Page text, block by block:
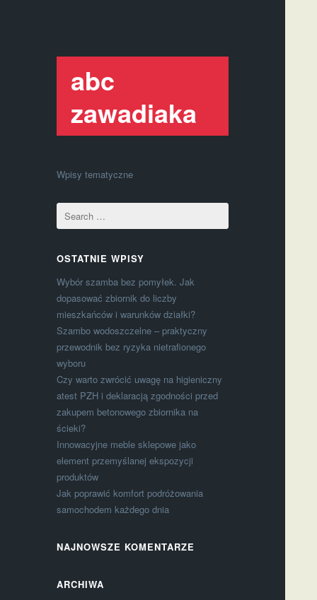
abc
zawadiaka
Wpisy tematyczne
OSTATNIE WPISY
Wybór szamba bez pomyłek. Jak
dopasować zbiornik do liczby
mieszkańców i warunków działki?
Szambo wodoszczelne – praktyczny
przewodnik bez ryzyka nietrafionego
wyboru
Czy warto zwrócić uwagę na higieniczny
atest PZH i deklaracją zgodności przed
zakupem betonowego zbiornika na
ścieki?
Innowacyjne meble sklepowe jako
element przemyślanej ekspozycji
produktów
Jak poprawić komfort podróżowania
samochodem każdego dnia
NAJNOWSZE KOMENTARZE
ARCHIWA